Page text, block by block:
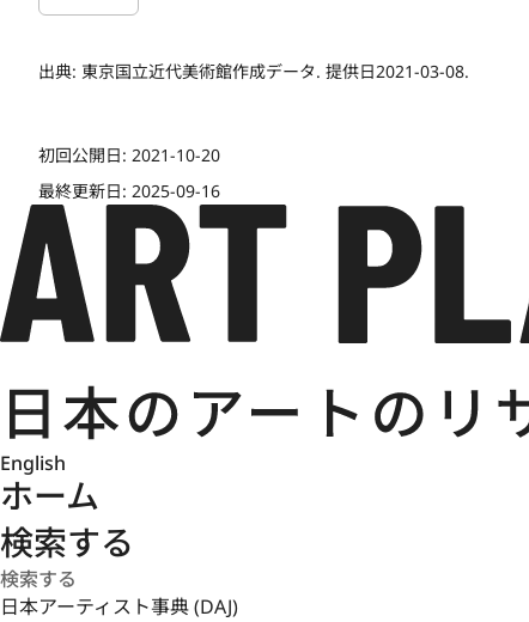
出典: 東京国立近代美術館作成データ. 提供日2021-03-08.
初回公開日: 2021-10-20
最終更新日: 2025-09-16
English
ホーム
検索する
日本アーティスト事典 (DAJ)